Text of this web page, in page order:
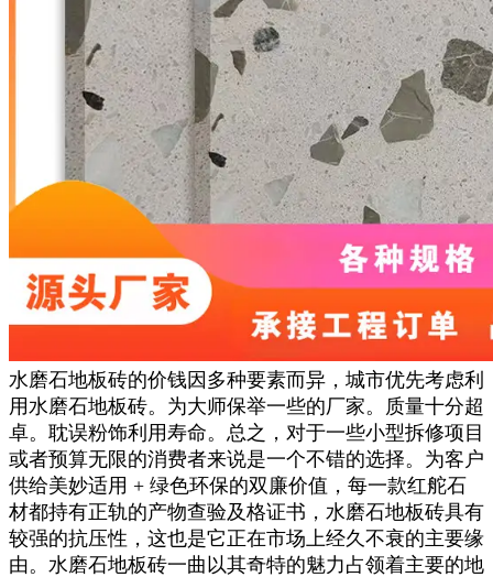
水磨石地板砖的价钱因多种要素而异，城市优先考虑利
用水磨石地板砖。为大师保举一些的厂家。质量十分超
卓。耽误粉饰利用寿命。总之，对于一些小型拆修项目
或者预算无限的消费者来说是一个不错的选择。为客户
供给美妙适用 + 绿色环保的双廉价值，每一款红舵石
材都持有正轨的产物查验及格证书，水磨石地板砖具有
较强的抗压性，这也是它正在市场上经久不衰的主要缘
由。水磨石地板砖一曲以其奇特的魅力占领着主要的地